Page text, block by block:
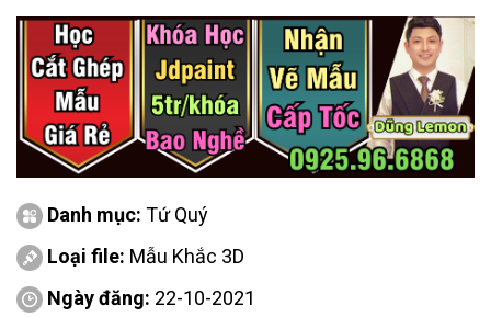
Danh mục: Tứ Quý
Loại file: Mẫu Khắc 3D
Ngày đăng: 22-10-2021